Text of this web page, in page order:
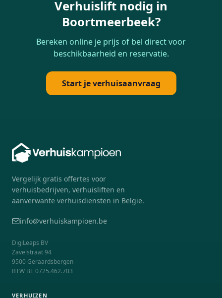
Verhuislift nodig in
Boortmeerbeek?
Bereken online je prijs of bel direct voor
beschikbaarheid en reservatie.
Start je verhuisaanvraag
Vergelijk gratis offertes voor
verhuisbedrijven, verhuisliften en
aanverwante verhuisdiensten in Belgie.
info@verhuiskampioen.be
DigiLeaps BV
Zavelstraat 94
9500Geraardsbergen
BTW BE 0725.462.703
VERHUIZEN